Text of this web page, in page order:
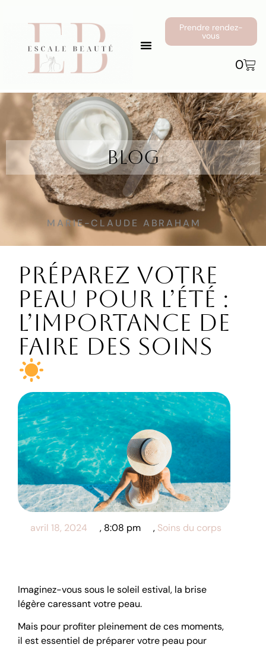
Prendre rendez-
vous
0
Blog
MARIE-CLAUDE ABRAHAM
Préparez votre
peau pour l’été :
L’importance de
faire des soins
avril 18, 2024 , 8:08 pm , Soins du corps
Imaginez-vous sous le soleil estival, la brise
légère caressant votre peau.
Mais pour profiter pleinement de ces moments,
il est essentiel de préparer votre peau pour